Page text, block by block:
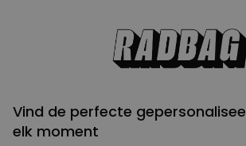
Vind de perfecte
elk moment